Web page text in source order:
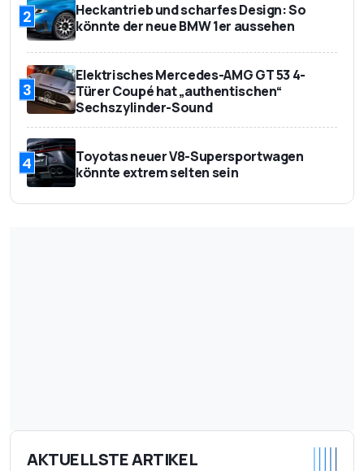
2
Heckantrieb und scharfes Design: So
könnte der neue BMW 1er aussehen
3
Elektrisches Mercedes-AMG GT 53 4-
Türer Coupé hat „authentischen“
Sechszylinder-Sound
4
Toyotas neuer V8-Supersportwagen
könnte extrem selten sein
AKTUELLSTE ARTIKEL